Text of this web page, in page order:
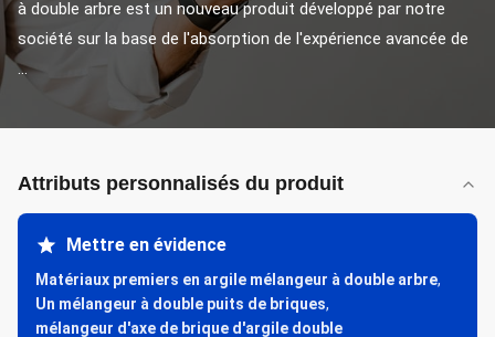
à double arbre est un nouveau produit développé par notre
société sur la base de l'absorption de l'expérience avancée de
...
Attributs personnalisés du produit
Mettre en évidence
Matériaux premiers en argile mélangeur à double arbre,
Un mélangeur à double puits de briques,
mélangeur d'axe de brique d'argile double